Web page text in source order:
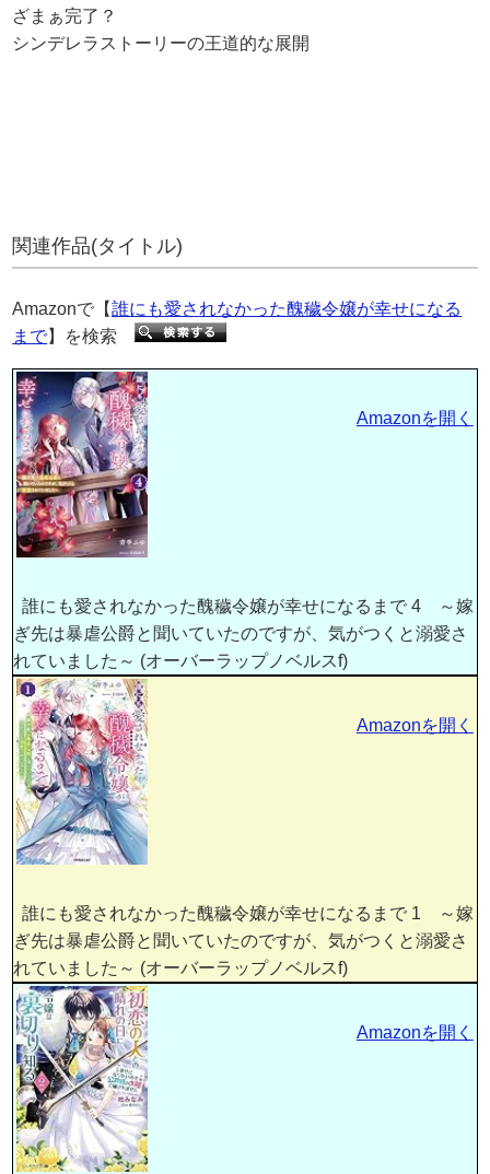
ざまぁ完了？
シンデレラストーリーの王道的な展開
関連作品(タイトル)
Amazonで【誰にも愛されなかった醜穢令嬢が幸せになる
まで】を検索
誰にも愛されなかった醜穢令嬢が幸せになるまで 4 ～嫁
ぎ先は暴虐公爵と聞いていたのですが、気がつくと溺愛さ
れていました～ (オーバーラップノベルスf)
Amazonを開く
誰にも愛されなかった醜穢令嬢が幸せになるまで 1 ～嫁
ぎ先は暴虐公爵と聞いていたのですが、気がつくと溺愛さ
れていました～ (オーバーラップノベルスf)
Amazonを開く
Amazonを開く